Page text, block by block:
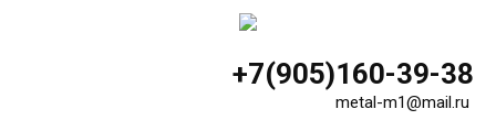
+7(905)160-39-38
metal-m1@mail.ru